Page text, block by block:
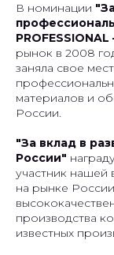
В номинации
рынок в 2008
заняла свое
материалов и
России.
"За вклад в
России"
участник нашей
на рынке
производства
известных